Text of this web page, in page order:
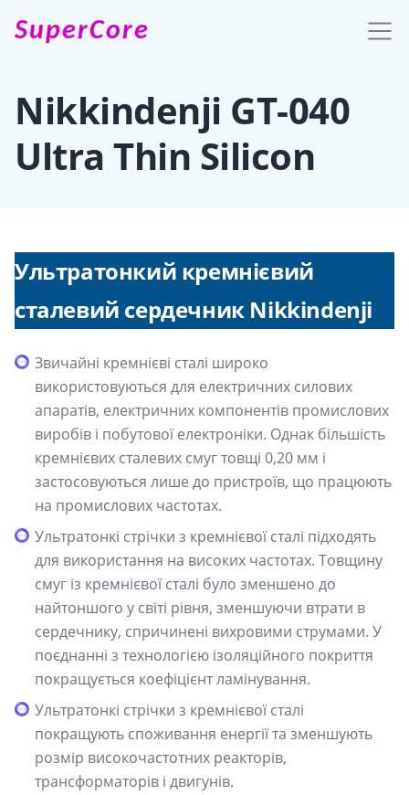
SuperCore
Nikkindenji GT-040
Ultra Thin Silicon
Ультратонкий кремнієвий
сталевий сердечник Nikkindenji
Звичайні кремнієві сталі широко
використовуються для електричних силових
апаратів, електричних компонентів промислових
виробів і побутової електроніки. Однак більшість
кремнієвих сталевих смуг товщі 0,20 мм і
застосовуються лише до пристроїв, що працюють
на промислових частотах.
Ультратонкі стрічки з кремнієвої сталі підходять
для використання на високих частотах. Товщину
смуг із кремнієвої сталі було зменшено до
найтоншого у світі рівня, зменшуючи втрати в
сердечнику, спричинені вихровими струмами. У
поєднанні з технологією ізоляційного покриття
покращується коефіцієнт ламінування.
Ультратонкі стрічки з кремнієвої сталі
покращують споживання енергії та зменшують
розмір високочастотних реакторів,
трансформаторів і двигунів.